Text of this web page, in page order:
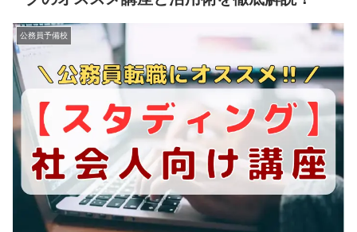
公務員予備校